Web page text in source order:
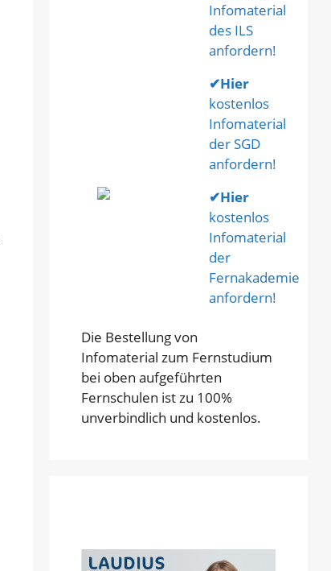
Infomaterial
des ILS
anfordern!
✔Hier
kostenlos
Infomaterial
der SGD
anfordern!
✔Hier
kostenlos
Infomaterial
der
Fernakademie
anfordern!
Die Bestellung von
Infomaterial zum Fernstudium
bei oben aufgeführten
Fernschulen ist zu 100%
unverbindlich und kostenlos.